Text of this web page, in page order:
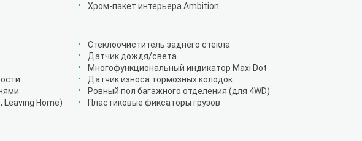
Хром-пакет интерьера Ambition
Home)
Стеклоочиститель заднего стекла
Датчик дождя/света
Многофункциональный индикатор Maxi Dot
Датчик износа тормозных колодок
Ровный пол багажного отделения (для 4WD)
Пластиковые фиксаторы грузов